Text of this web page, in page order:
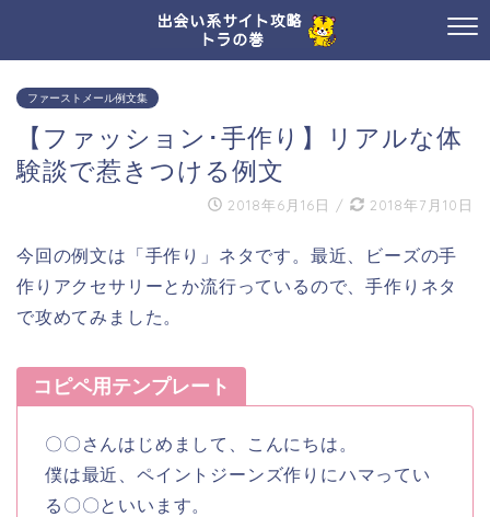
ファーストメール例文集
【ファッション･手作り】リアルな体
験談で惹きつける例文
2018年6月16日 / 2018年7月10日
今回の例文は「手作り」ネタです。最近、ビーズの手
作りアクセサリーとか流行っているので、手作りネタ
で攻めてみました。
コピペ用テンプレート
〇〇さんはじめまして、こんにちは。
僕は最近、ペイントジーンズ作りにハマってい
る〇〇といいます。